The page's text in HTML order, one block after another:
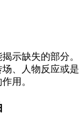
示缺失的部分。
、人物反应或是
用。